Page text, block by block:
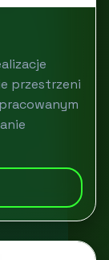
przestrzeni